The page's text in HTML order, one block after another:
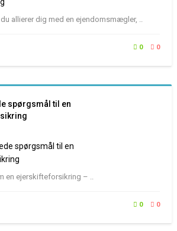
allierer dig med en ejendomsmægler, ..
0 0
spørgsmål til en
en ejerskifteforsikring – ..
0 0